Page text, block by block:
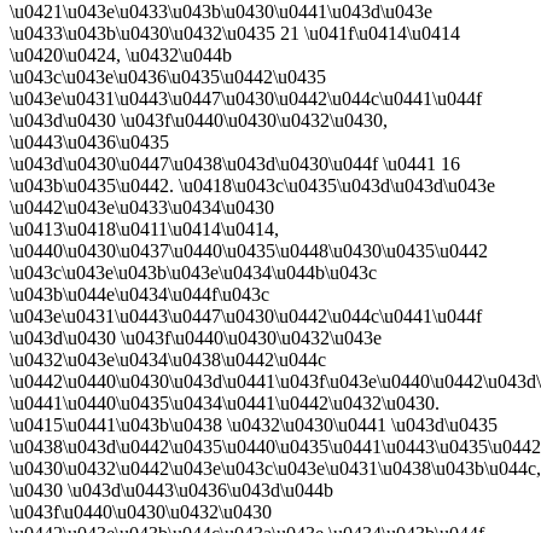
\u0421\u043e\u0433\u043b\u0430\u0441\u043d\u043e
\u0433\u043b\u0430\u0432\u0435 21 \u041f\u0414\u0414
\u0420\u0424, \u0432\u044b
\u043c\u043e\u0436\u0435\u0442\u0435
\u043e\u0431\u0443\u0447\u0430\u0442\u044c\u0441\u044f
\u043d\u0430 \u043f\u0440\u0430\u0432\u0430,
\u0443\u0436\u0435
\u043d\u0430\u0447\u0438\u043d\u0430\u044f \u0441 16
\u043b\u0435\u0442. \u0418\u043c\u0435\u043d\u043d\u043e
\u0442\u043e\u0433\u0434\u0430
\u0413\u0418\u0411\u0414\u0414,
\u0440\u0430\u0437\u0440\u0435\u0448\u0430\u0435\u0442
\u043c\u043e\u043b\u043e\u0434\u044b\u043c
\u043b\u044e\u0434\u044f\u043c
\u043e\u0431\u0443\u0447\u0430\u0442\u044c\u0441\u044f
\u043d\u0430 \u043f\u0440\u0430\u0432\u043e
\u0432\u043e\u0434\u0438\u0442\u044c
\u0441\u0440\u0435\u0434\u0441\u0442\u0432\u0430.
\u0415\u0441\u043b\u0438 \u0432\u0430\u0441 \u043d\u0435
\u0438\u043d\u0442\u0435\u0440\u0435\u0441\u0443\u0435\u0442
\u0430\u0432\u0442\u043e\u043c\u043e\u0431\u0438\u043b\u044c,
\u0430 \u043d\u0443\u0436\u043d\u044b
\u043f\u0440\u0430\u0432\u0430